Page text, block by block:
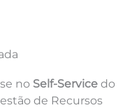
no Self-Service do
de Recursos